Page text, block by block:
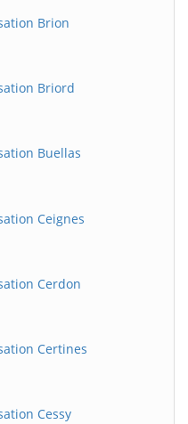
Brion
Briord
Buellas
Ceignes
Cerdon
Certines
Cessy